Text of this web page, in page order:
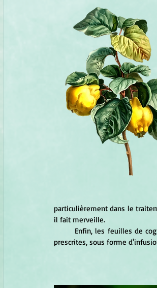
particulièrement dans le
il fait merveille.
prescrites, sous forme